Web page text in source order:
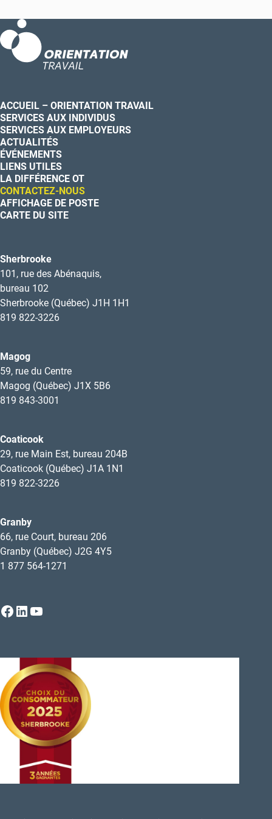
ACCUEIL – ORIENTATION TRAVAIL
SERVICES AUX INDIVIDUS
SERVICES AUX EMPLOYEURS
ACTUALITÉS
ÉVÉNEMENTS
LIENS UTILES
LA DIFFÉRENCE OT
CONTACTEZ-NOUS
AFFICHAGE DE POSTE
CARTE DU SITE
Sherbrooke
101, rue des Abénaquis,
bureau 102
Sherbrooke (Québec) J1H 1H1
819 822-3226
Magog
59, rue du Centre
Magog (Québec) J1X 5B6
819 843-3001
Coaticook
29, rue Main Est, bureau 204B
Coaticook (Québec) J1A 1N1
819 822-3226
Granby
66, rue Court, bureau 206
Granby (Québec) J2G 4Y5
1 877 564-1271
Facebook
LinkedIn
YouTube